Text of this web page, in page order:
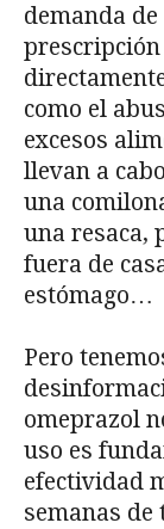
demanda
prescripción
como el
excesos
llevan a
una
una resaca,
fuera de
estómago…
Pero
omeprazol
uso es
efectividad
semanas